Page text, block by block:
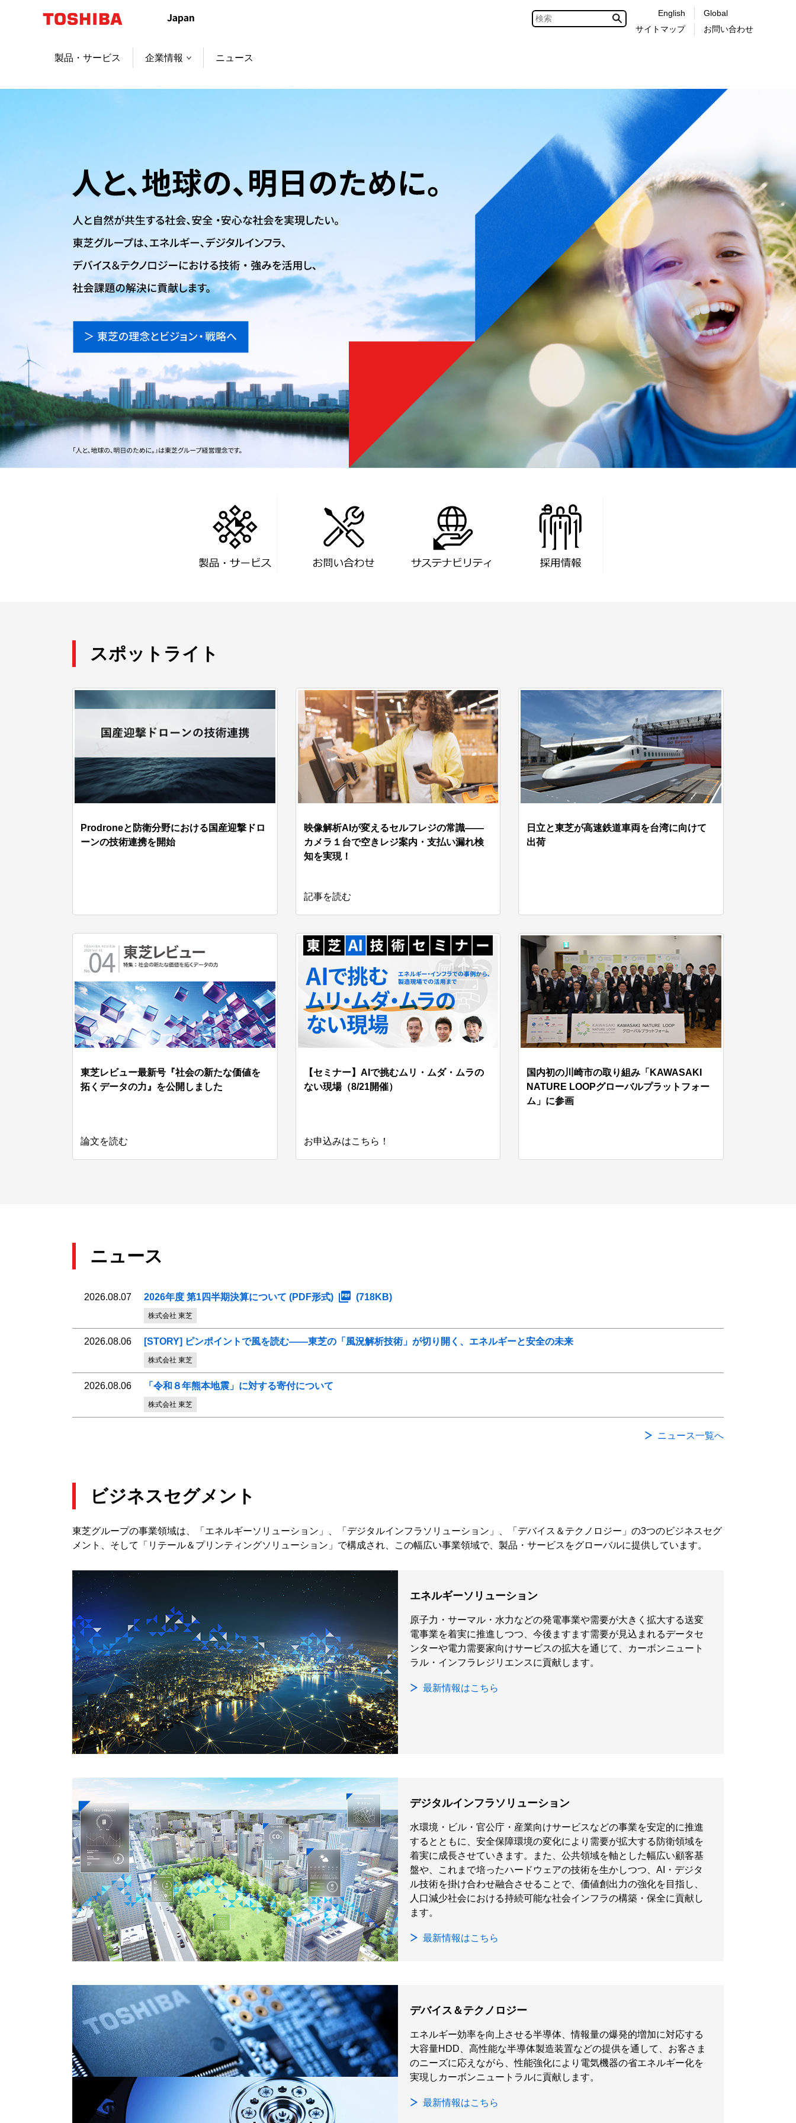
ャ
プ
English
サイトマップ
Global
お問い合わせ
製品・サービス 企業情報 ニュース
スポットライト
Prodroneと防衛分野における国産迎撃ドロ
ーンの技術連携を開始
映像解析AIが変えるセルフレジの常識――
カメラ１台で空きレジ案内・支払い漏れ検
知を実現！
記事を読む
日立と東芝が高速鉄道車両を台湾に向けて
出荷
東芝レビュー最新号『社会の新たな価値を
拓くデータの力』を公開しました
論文を読む
【セミナー】AIで挑むムリ・ムダ・ムラの
ない現場（8/21開催）
お申込みはこちら！
国内初の川崎市の取り組み「KAWASAKI
NATURE LOOPグローバルプラットフォー
ム」に参画
ニュース
2026.08.07 2026年度 第1四半期決算について (PDF形式) (718KB)
株式会社 東芝
2026.08.06 [STORY] ピンポイントで風を読む――東芝の「風況解析技術」が切り開く、エネルギーと安全の未来
株式会社 東芝
2026.08.06 「令和８年熊本地震」に対する寄付について
株式会社 東芝
ニュース一覧へ
ビジネスセグメント
東芝グループの事業領域は、「エネルギーソリューション」、「デジタルインフラソリューション」、「デバイス＆テクノロジー」の3つのビジネスセグ
メント、そして「リテール＆プリンティングソリューション」で構成され、この幅広い事業領域で、製品・サービスをグローバルに提供しています。
エネルギーソリューション
原子力・サーマル・水力などの発電事業や需要が大きく拡大する送変
電事業を着実に推進しつつ、今後ますます需要が見込まれるデータセ
ンターや電力需要家向けサービスの拡大を通じて、カーボンニュート
ラル・インフラレジリエンスに貢献します。
最新情報はこちら
デジタルインフラソリューション
水環境・ビル・官公庁・産業向けサービスなどの事業を安定的に推進
するとともに、安全保障環境の変化により需要が拡大する防衛領域を
着実に成長させていきます。また、公共領域を軸とした幅広い顧客基
盤や、これまで培ったハードウェアの技術を生かしつつ、AI・デジタ
ル技術を掛け合わせ融合させることで、価値創出力の強化を目指し、
人口減少社会における持続可能な社会インフラの構築・保全に貢献し
ます。
最新情報はこちら
デバイス＆テクノロジー
エネルギー効率を向上させる半導体、情報量の爆発的増加に対応する
大容量HDD、高性能な半導体製造装置などの提供を通して、お客さま
のニーズに応えながら、性能強化により電気機器の省エネルギー化を
実現しカーボンニュートラルに貢献します。
最新情報はこちら